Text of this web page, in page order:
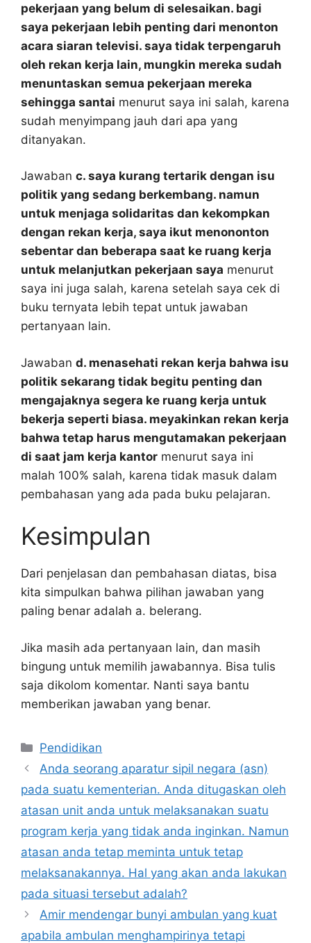
pekerjaan yang belum di selesaikan. bagi
saya pekerjaan lebih penting dari menonton
acara siaran televisi. saya tidak terpengaruh
oleh rekan kerja lain, mungkin mereka sudah
menuntaskan semua pekerjaan mereka
sehingga santai menurut saya ini salah, karena
sudah menyimpang jauh dari apa yang
ditanyakan.
Jawaban c. saya kurang tertarik dengan isu
politik yang sedang berkembang. namun
untuk menjaga solidaritas dan kekompkan
dengan rekan kerja, saya ikut menononton
sebentar dan beberapa saat ke ruang kerja
untuk melanjutkan pekerjaan saya menurut
saya ini juga salah, karena setelah saya cek di
buku ternyata lebih tepat untuk jawaban
pertanyaan lain.
Jawaban d. menasehati rekan kerja bahwa isu
politik sekarang tidak begitu penting dan
mengajaknya segera ke ruang kerja untuk
bekerja seperti biasa. meyakinkan rekan kerja
bahwa tetap harus mengutamakan pekerjaan
di saat jam kerja kantor menurut saya ini
malah 100% salah, karena tidak masuk dalam
pembahasan yang ada pada buku pelajaran.
Kesimpulan
Dari penjelasan dan pembahasan diatas, bisa
kita simpulkan bahwa pilihan jawaban yang
paling benar adalah a. belerang.
Jika masih ada pertanyaan lain, dan masih
bingung untuk memilih jawabannya. Bisa tulis
saja dikolom komentar. Nanti saya bantu
memberikan jawaban yang benar.
Kategori
Pendidikan
Anda seorang aparatur sipil negara (asn)
pada suatu kementerian. Anda ditugaskan oleh
atasan unit anda untuk melaksanakan suatu
program kerja yang tidak anda inginkan. Namun
atasan anda tetap meminta untuk tetap
melaksanakannya. Hal yang akan anda lakukan
pada situasi tersebut adalah?
Amir mendengar bunyi ambulan yang kuat
apabila ambulan menghampirinya tetapi